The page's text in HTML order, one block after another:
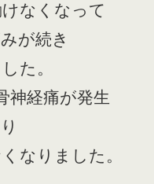
なくなって
が続き
た。
神経痛が発生
なりました。